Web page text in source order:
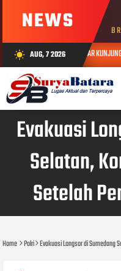
NEWS
wb_sunny AUG, 7 2026
JABAR KUNJUNGI DAN BERIKAN
Evakuasi
Selatan,
Setelah
Home Polri Evakuasi Longsor di Sumedang